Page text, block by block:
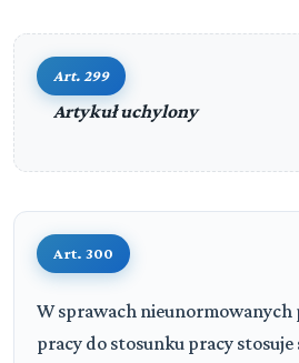
Art. 299
Artykuł uchylony
Art. 300
W sprawach nieunormowanych
pracy do stosunku pracy